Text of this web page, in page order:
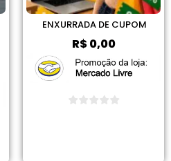
ENXURRADA DE CUPOM
R$0,00